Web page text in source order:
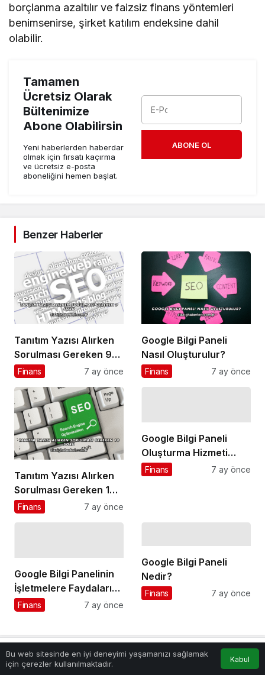
borçlanma azaltılır ve faizsiz finans yöntemleri
benimsenirse, şirket katılım endeksine dahil
olabilir.
Tamamen
Ücretsiz Olarak
Bültenimize
Abone Olabilirsin
Yeni haberlerden haberdar
olmak için fırsatı kaçırma
ve ücretsiz e-posta
aboneliğini hemen başlat.
ABONE OL
Benzer Haberler
Tanıtım Yazısı Alırken
Sorulması Gereken 9
Soru
Finans 7 ay önce
Google Bilgi Paneli
Nasıl Oluşturulur?
Finans 7 ay önce
Tanıtım Yazısı Alırken
Sorulması Gereken 10
Soru
Finans 7 ay önce
Google Bilgi Paneli
Oluşturma Hizmeti
Nedir?
Finans 7 ay önce
Google Bilgi Panelinin
İşletmelere Faydaları
Nelerdir?
Finans 7 ay önce
Google Bilgi Paneli
Nedir?
Finans 7 ay önce
Bir Cevap Yaz
Bu web sitesinde en iyi deneyimi yaşamanızı sağlamak
için çerezler kullanılmaktadır.
Kabul
Anasayfa